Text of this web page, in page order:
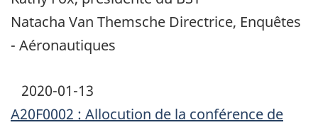
Natacha Van Themsche Directrice, Enquêtes
- Aéronautiques
2020-01-13
A20F0002 : Allocution de la conférence de